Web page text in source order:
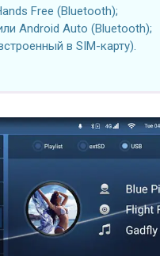
Free (Bluetooth);
Android Auto (Bluetooth);
в SIM-карту).